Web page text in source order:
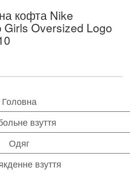
кофта Nike
Oversized Logo
Головна
взуття
Одяг
взуття